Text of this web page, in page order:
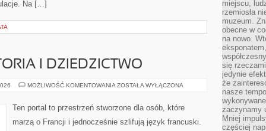
Na […]
I DZIEDZICTWO
MOŻLIWOŚĆ KOMENTOWANIA FRANCUSKA
DZIEDZICTWO
ZOSTAŁA WYŁĄCZONA
Ten portal to przestrzeń stworzone dla osób, które
marzą o Francji i jednocześnie szlifują język francuski.
miejscu,
rzemiosła
muzeum.
obecne w
na nowo.
się
jedynie
że
nasze
zaczynamy
Mniej
częściej